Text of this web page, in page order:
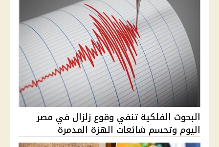
البحوث الفلكية تنفي وقوع زلزال في مصر
اليوم وتحسم شائعات الهزة المدمرة